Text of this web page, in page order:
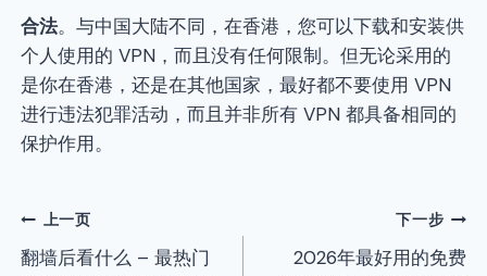
合法。与中国大陆不同，在香港，您可以下载和安装供
个人使用的 VPN，而且没有任何限制。但无论采用的
是你在香港，还是在其他国家，最好都不要使用 VPN
进行违法犯罪活动，而且并非所有 VPN 都具备相同的
保护作用。
文上一页
翻墙后看什么 – 最热门
下一步
2026年最好用的免费